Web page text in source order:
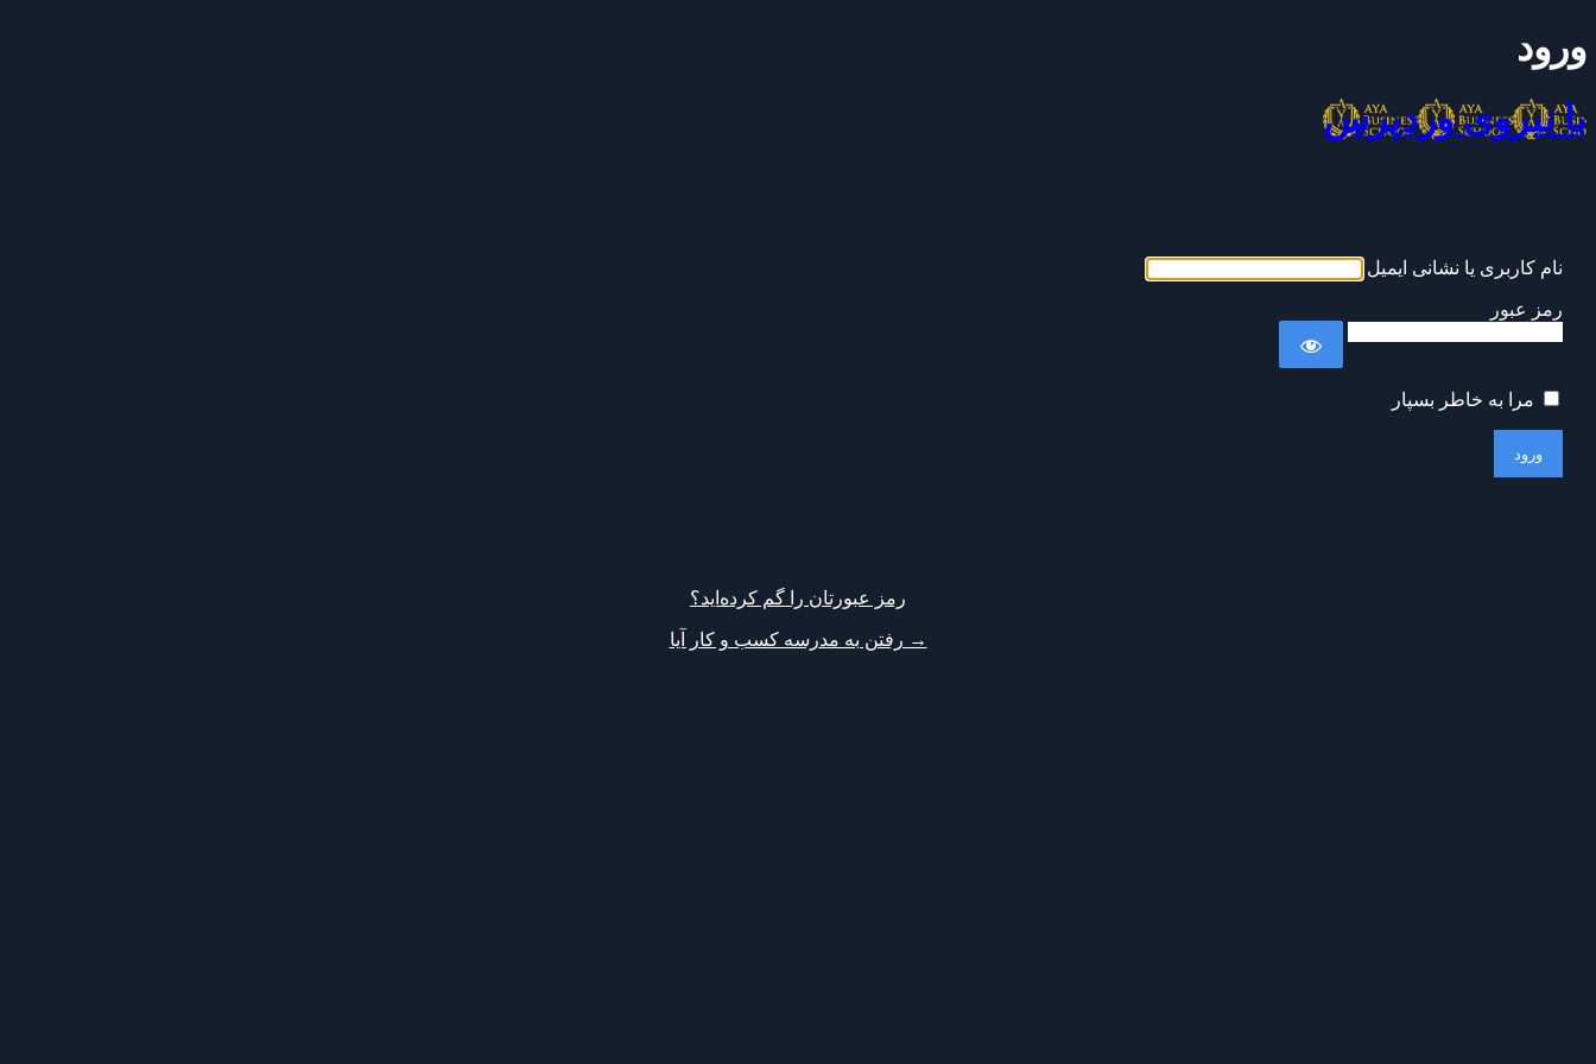
ورود
با نیروی وردپرس
نام کاربری یا نشانی ایمیل
رمز عبور
مرا به خاطر بسپار
رمز عبورتان را گم کرده‌اید؟
→ رفتن به مدرسه کسب و کار آیا